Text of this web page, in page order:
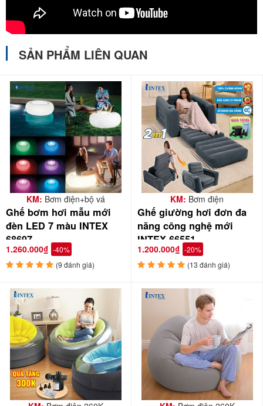
SẢN PHẨM LIÊN QUAN
KM: Bơm điện+bộ vá
Ghế bơm hơi mẫu mới
đèn LED 7 màu INTEX
68697
1.260.000₫ -40%
(9 đánh giá)
KM: Bơm điện
Ghế giường hơi đơn đa
năng công nghệ mới
INTEX 66551
1.200.000₫ -20%
(13 đánh giá)